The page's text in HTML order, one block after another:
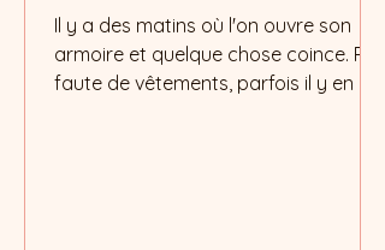
Il y a des matins où l'on ouvre son
armoire et quelque chose coince. Pas
faute de vêtements, parfois il y en a